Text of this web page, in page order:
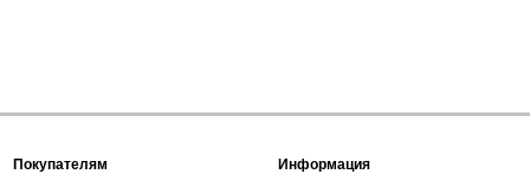
Покупателям Информация